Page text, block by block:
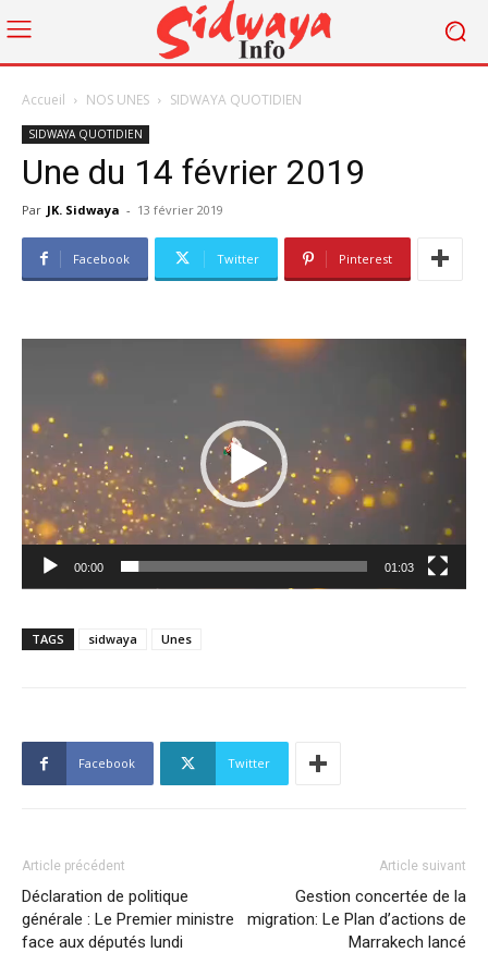
Accueil NOS UNES SIDWAYA QUOTIDIEN
SIDWAYA QUOTIDIEN
Une du 14 février 2019
Par JK. Sidwaya - 13 février 2019
Facebook Twitter Pinterest
Lecteur
00:00 01:03
TAGS sidwaya Unes
Facebook Twitter
Article précédent
Déclaration de politique
générale : Le Premier ministre
face aux députés lundi
Article suivant
Gestion concertée de la
migration: Le Plan d’actions de
Marrakech lancé